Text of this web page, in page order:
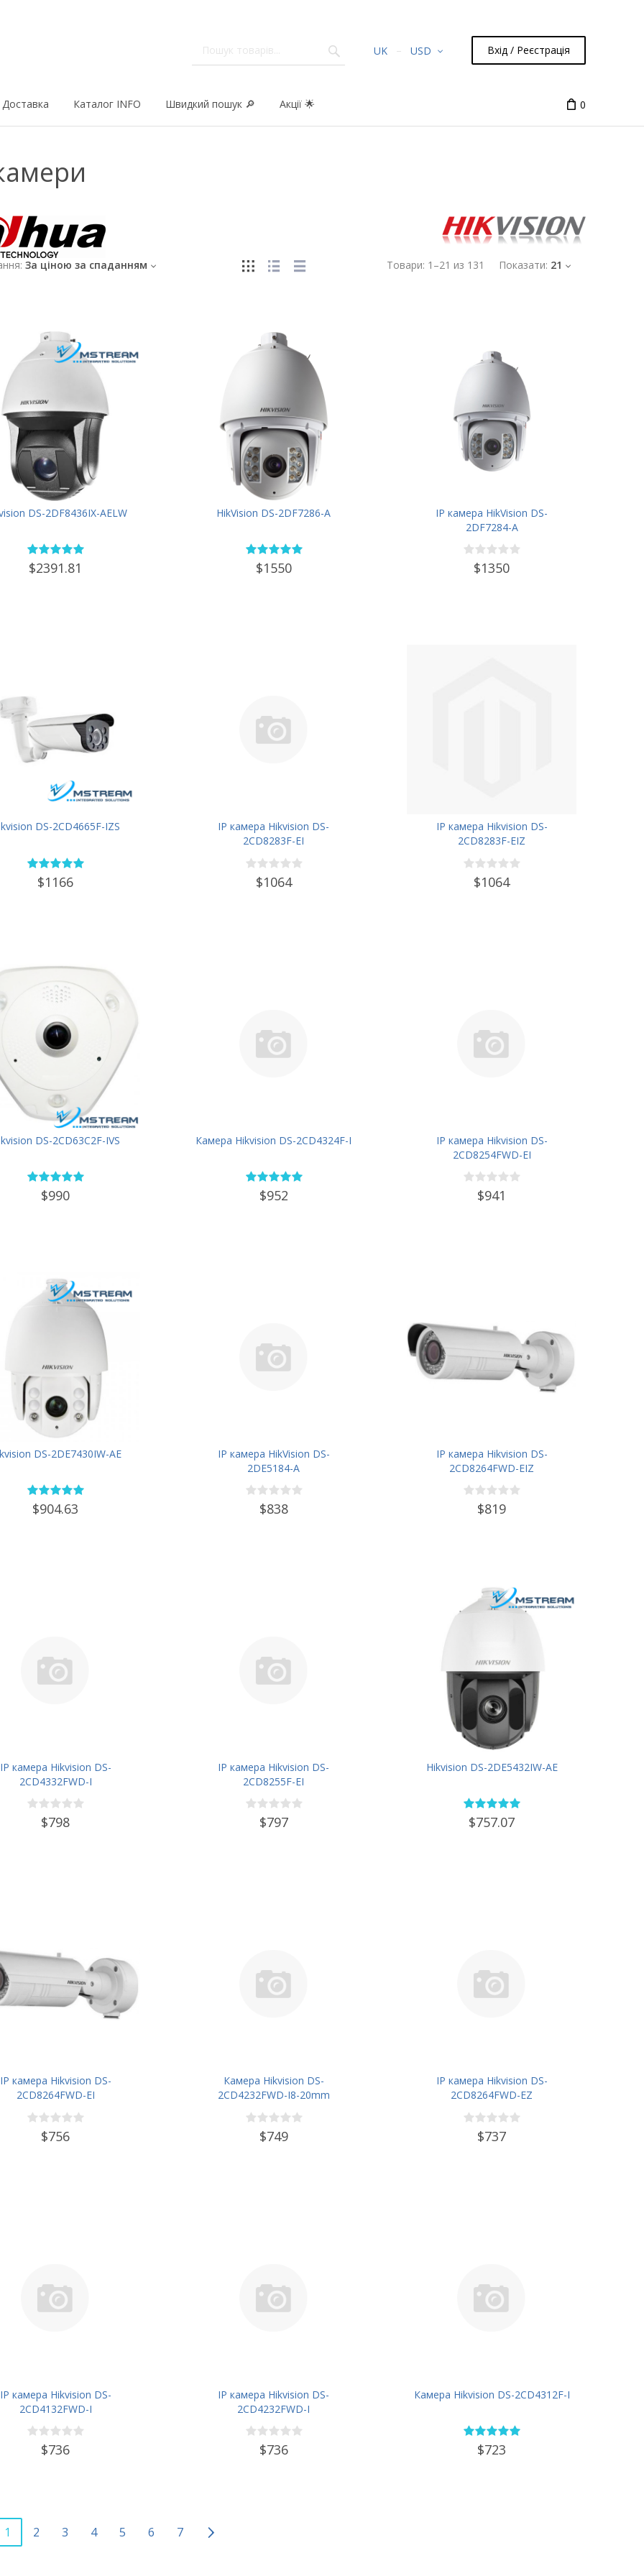
UK USD Вхід / Реєстрація
Доставка Каталог INFO Швидкий пошук 🔎 Акції 🌟 0
Товари: 1 –21 из 131 Показати: 21
За ціною за спаданням
DS-2DF8436IX-AELW
$2391.81
HikVision DS-2DF7286-A
$1550
IP камера HikVision DS-
2DF7284-A
$1350
DS-2CD4665F-IZS
$1166
IP камера Hikvision DS-
2CD8283F-EI
$1064
IP камера Hikvision DS-
2CD8283F-EIZ
$1064
DS-2CD63C2F-IVS
$990
Камера Hikvision DS-2CD4324F-I
$952
IP камера Hikvision DS-
2CD8254FWD-EI
$941
DS-2DE7430IW-AE
$904.63
IP камера HikVision DS-
2DE5184-A
$838
IP камера Hikvision DS-
2CD8264FWD-EIZ
$819
IP камера Hikvision DS-
2CD4332FWD-I
$798
IP камера Hikvision DS-
2CD8255F-EI
$797
Hikvision DS-2DE5432IW-AE
$757.07
IP камера Hikvision DS-
2CD8264FWD-EI
$756
Камера Hikvision DS-
2CD4232FWD-I8-20mm
$749
IP камера Hikvision DS-
2CD8264FWD-EZ
$737
IP камера Hikvision DS-
2CD4132FWD-I
$736
IP камера Hikvision DS-
2CD4232FWD-I
$736
Камера Hikvision DS-2CD4312F-I
$723
1 2 3 4 5 6 7